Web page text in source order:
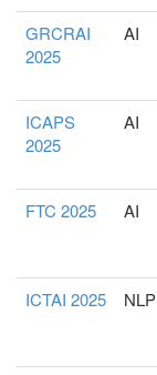
GRCRAI
2025
AI
ICAPS
2025
AI
FTC 2025
AI
ICTAI 2025 NLP